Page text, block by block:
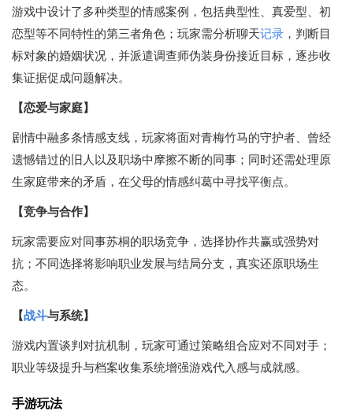
游戏中设计了多种类型的情感案例，包括典型性、真爱型、初
恋型等不同特性的第三者角色；玩家需分析聊天记录 ，判断目
标对象的婚姻状况，并派遣调查师伪装身份接近目标，逐步收
集证据促成问题解决。
【恋爱与家庭】
剧情中融多条情感支线，玩家将面对青梅竹马的守护者、曾经
遗憾错过的旧人以及职场中摩擦不断的同事；同时还需处理原
生家庭带来的矛盾，在父母的情感纠葛中寻找平衡点。
【竞争与合作】
玩家需要应对同事苏桐的职场竞争，选择协作共赢或强势对
抗；不同选择将影响职业发展与结局分支，真实还原职场生
态。
【战斗与系统】
游戏内置谈判对抗机制，玩家可通过策略组合应对不同对手；
职业等级提升与档案收集系统增强游戏代入感与成就感。
手游玩法